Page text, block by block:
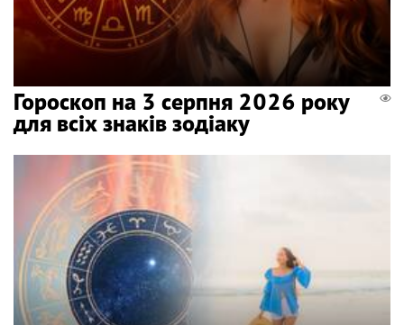
Гороскоп на 3 серпня 2026 року
для всіх знаків зодіаку